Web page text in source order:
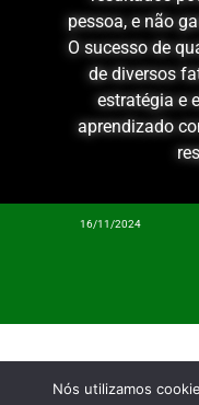
pessoa, e não
O sucesso de
de diversos
estratégia e
aprendizado
16/11/2024
Nós utilizamos